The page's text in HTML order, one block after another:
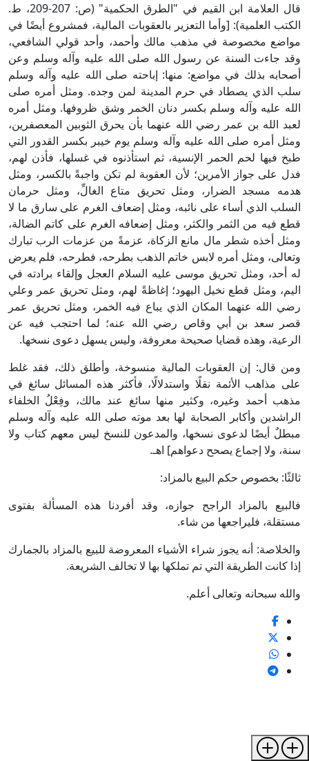
قال العلامة ابن القيم في "الطرق الحكمية" (ص: 207-209، ط.
الكتب العلمية): [وأما التعزير بالعقوبات المالية، فمشروع أيضًا في
مواضع مخصوصة في مذهب مالك وأحمد، وأحد قولي الشافعي،
وقد جاءت السنة عن رسول الله صلى الله عليه وآله وسلم وعن
أصحابه بذلك في مواضع: منها: إباحته صلى الله عليه وآله وسلم
سلب الذي يصطاد في حرم المدينة لمن وجده. ومثل أمره صلى
الله عليه وآله وسلم بكسر دنان الخمر وشق ظروفها. ومثل أمره
لعبد الله بن عمر رضي الله عنهما بأن يحرق الثوبين المعصفرين،
ومثل أمره صلى الله عليه وآله وسلم يوم خيبر بكسر القدور التي
طبخ فيها لحم الحمر الإنسية، ثم استأذنوه في غسلها، فأذن لهم،
فدل على جواز الأمرين؛ لأن العقوبة لم تكن واجبةً بالكسر، ومثل
هدمه مسجد الضرار، ومثل تحريق متاع الغالِّ، ومثل حرمان
السلب الذي أساء على نائبه، ومثل إضعاف الغرم على سارق ما لا
قطع فيه من الثمر والكثر، ومثل إضعافه الغرم على كاتم الضالة،
ومثل أخذه شطر مال مانع الزكاة، عزمةً من عزمات الرب تبارك
وتعالى، ومثل أمره لابس خاتم الذهب بطرحه، فطرحه، فلم يعرض
له أحد، ومثل تحريق موسى عليه السلام العجل وإلقاء برادته في
اليم، ومثل قطع نخيل اليهود؛ إغاظةً لهم، ومثل تحريق عمر وعلي
رضي الله عنهما المكان الذي يباع فيه الخمر، ومثل تحريق عمر
قصر سعد بن أبي وقاص رضي الله عنه؛ لما احتجب فيه عن
الرعية، وهذه قضايا صحيحة معروفة، وليس يسهل دعوى نسخها.
ومن قال: إن العقوبات المالية منسوخة، وأطلق ذلك، فقد غلط
على مذاهب الأئمة نقلًا واستدلالًا، فأكثر هذه المسائل سائغ في
مذهب أحمد وغيره، وكثير منها سائغ عند مالك، وفِعْلُ الخلفاء
الراشدين وأكابر الصحابة لها بعد موته صلى الله عليه وآله وسلم
مبطلٌ أيضًا لدعوى نسخها، والمدعون للنسخ ليس معهم كتاب ولا
سنة، ولا إجماع يصحح دعواهم] اهـ.
ثالثًا: بخصوص حكم البيع بالمزاد:
فالبيع بالمزاد الراجح جوازه، وقد أفردنا هذه المسألة بفتوى
مستقلة، فليراجعها من شاء.
والخلاصة: أنه يجوز شراء الأشياء المعروضة للبيع بالمزاد بالجمارك
إذا كانت الطريقة التي تم تملكها بها لا تخالف الشريعة.
والله سبحانه وتعالى أعلم.